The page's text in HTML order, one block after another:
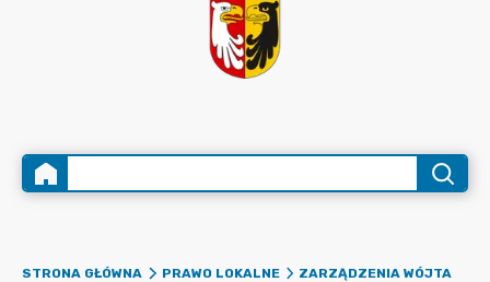
STRONA GŁÓWNA PRAWO LOKALNE
ZARZĄDZENIA WÓJTA